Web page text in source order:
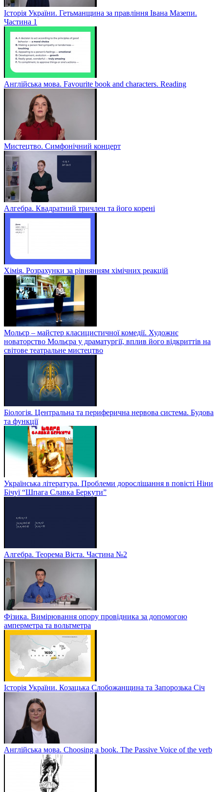
Історія України. Гетьманщина за правління Івана Мазепи.
Частина 1
Англійська мова. Favourite book and characters. Reading
Мистецтво. Симфонічний концерт
Алгебра. Квадратний тричлен та його корені
Хімія. Розрахунки за рівнянням хімічних реакцій
Мольєр – майстер класицистичної комедії. Художнє
новаторство Мольєра у драматургії, вплив його відкриттів на
світове театральне мистецтво
Біологія. Центральна та периферична нервова система. Будова
та функції
Українська література. Проблеми дорослішання в повісті Ніни
Бічуї “Шпага Славка Беркути”
Алгебра. Теорема Вієта. Частина №2
Фізика. Вимірювання опору провідника за допомогою
амперметра та вольтметра
Історія України. Козацька Слобожанщина та Запорозька Січ
Англійська мова. Choosing a book. The Passive Voice of the verb